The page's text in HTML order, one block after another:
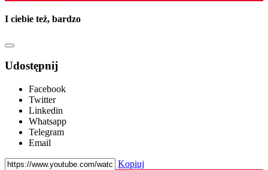
I ciebie też, bardzo
Udostępnij
Facebook
Twitter
Linkedin
Whatsapp
Telegram
Email
Kopiuj